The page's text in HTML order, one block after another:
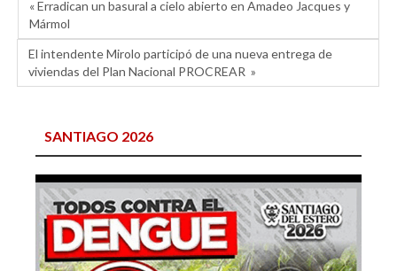
« Erradican un basural a cielo abierto en Amadeo Jacques y
Mármol
El intendente Mirolo participó de una nueva entrega de
viviendas del Plan Nacional PROCREAR »
SANTIAGO 2026